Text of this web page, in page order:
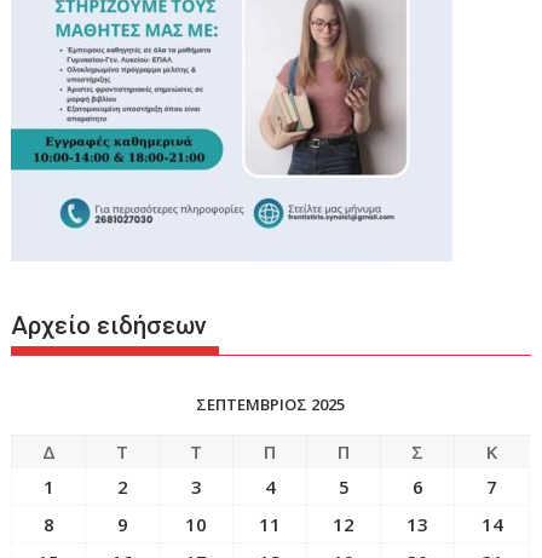
Αρχείο ειδήσεων
ΣΕΠΤΕΜΒΡΙΟΣ 2025
Δ Τ Τ Π Π Σ
Κ
1
2 3 4 5 6
7
8
9 10 11 12 13
14